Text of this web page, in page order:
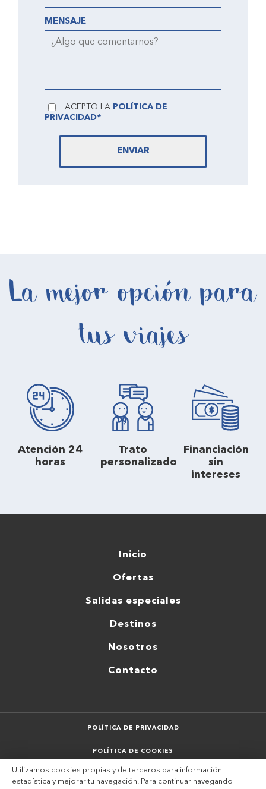
MENSAJE
ACEPTO LA POLÍTICA DE
PRIVACIDAD*
ENVIAR
La mejor opción para
tus viajes
Atención 24
horas
Trato
personalizado
Financiación
sin
intereses
Inicio
Ofertas
Salidas especiales
Destinos
Nosotros
Contacto
POLÍTICA DE PRIVACIDAD
POLÍTICA DE COOKIES
AVISO LEGAL
Utilizamos cookies propias y de terceros para información
estadística y mejorar tu navegación. Para continuar navegando